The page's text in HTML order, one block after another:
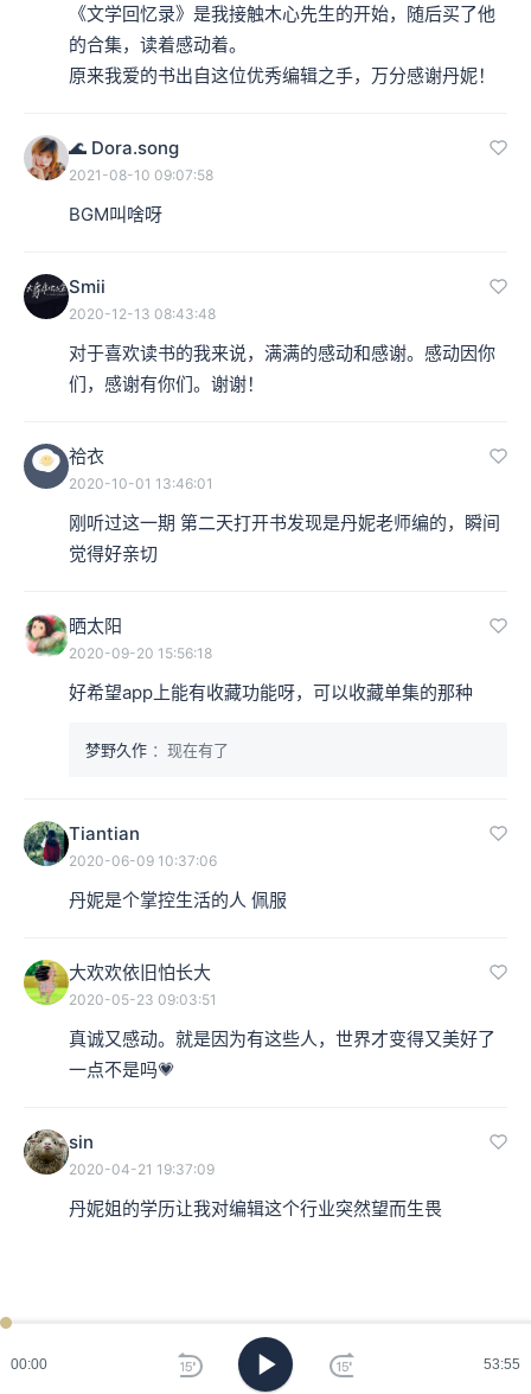
00:00 53:55
《文学回忆录》是我接触木心先生的开始，随后买了他
的合集，读着感动着。
原来我爱的书出自这位优秀编辑之手，万分感谢丹妮！
🌊 Dora.song
2021-08-10 09:07:58
BGM叫啥呀
Smii
2020-12-13 08:43:48
对于喜欢读书的我来说，满满的感动和感谢。感动因你
们，感谢有你们。谢谢！
祫衣
2020-10-01 13:46:01
刚听过这一期 第二天打开书发现是丹妮老师编的，瞬间
觉得好亲切
晒太阳
2020-09-20 15:56:18
好希望app上能有收藏功能呀，可以收藏单集的那种
梦野久作 ：现在有了
Tiantian
2020-06-09 10:37:06
丹妮是个掌控生活的人 佩服
大欢欢依旧怕长大
2020-05-23 09:03:51
真诚又感动。就是因为有这些人，世界才变得又美好了
一点不是吗💗
sin
2020-04-21 19:37:09
丹妮姐的学历让我对编辑这个行业突然望而生畏